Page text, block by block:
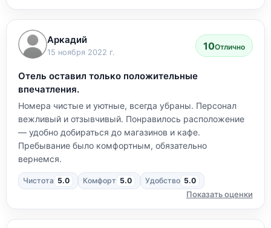
Аркадий
15 ноября 2022 г.
10Отлично
Отель оставил только положительные
впечатления.
Номера чистые и уютные, всегда убраны. Персонал
вежливый и отзывчивый. Понравилось расположение
— удобно добираться до магазинов и кафе.
Пребывание было комфортным, обязательно
вернемся.
Чистота 5.0 Комфорт 5.0 Удобство 5.0
Показать оценки